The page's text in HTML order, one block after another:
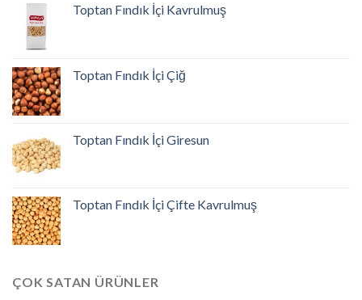
Toptan Fındık İçi Kavrulmuş
Toptan Fındık İçi Çiğ
Toptan Fındık İçi Giresun
Toptan Fındık İçi Çifte Kavrulmuş
ÇOK SATAN ÜRÜNLER